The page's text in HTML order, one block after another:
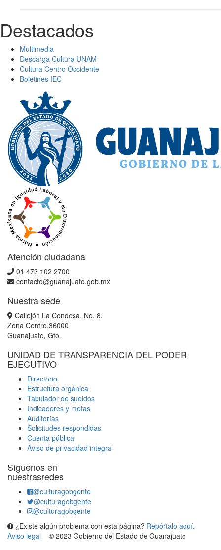
Destacados
Multimedia
Descarga Cultura UNAM
Cultura Centro Occidente
Boletines IEC
Atención ciudadana
01 473 102 2700
contacto@guanajuato.gob.mx
Nuestra sede
Callejón La Condesa, No. 8,
Zona Centro,36000
Guanajuato, Gto.
UNIDAD DE TRANSPARENCIA DEL PODER
EJECUTIVO
Directorio
Estructura orgánica
Tabulador de sueldos
Indicadores y metas
Auditorías
Solicitudes respondidas
Cuenta pública
Aviso de privacidad integral
Síguenos en
nuestrasredes
@culturagobgente
@culturagobgente
@culturagobgente
¿Existe algún problema con esta página? Repórtalo aquí.
Aviso legal
© 2023 Gobierno del Estado de Guanajuato